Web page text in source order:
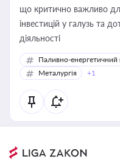
що критично важливо
інвестицій у галузь та
діяльності
Паливно-енергетичний
Металургія
+1